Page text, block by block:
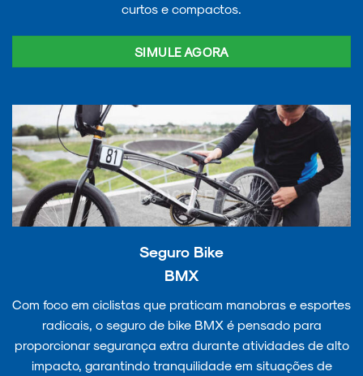
curtos e compactos.
SIMULE AGORA
Seguro Bike
BMX
Com foco em ciclistas que praticam manobras e esportes
radicais, o seguro de bike BMX é pensado para
proporcionar segurança extra durante atividades de alto
impacto, garantindo tranquilidade em situações de